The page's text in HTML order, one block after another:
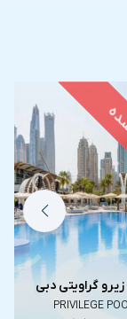
زیرو گراویتی دبی
PRIVILEGE